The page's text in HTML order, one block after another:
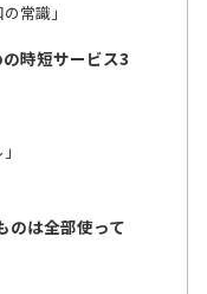
常識」
時短サービス3
のは全部使って